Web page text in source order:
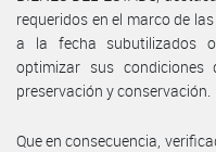
requeridos en el marco de
a la fecha subutilizados
optimizar sus
preservación y conservación.
Que en consecuencia,